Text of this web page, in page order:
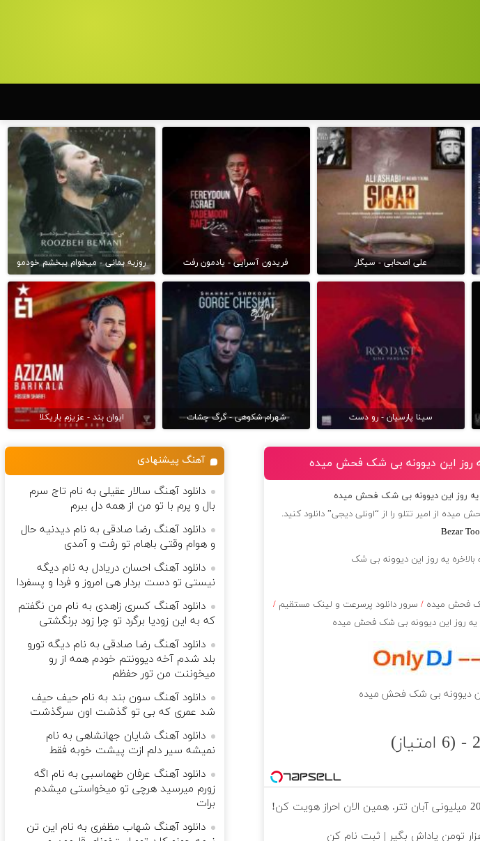
علی اصحابی - سیگار فریدون آسرایی - یادمون رفت روزبه بمانی - میخوام ببخشم خودمو
سینا پارسیان - رو دست شهرام شکوهی - گرگ چشات ایوان بند - عزیزم باریکلا
یه روز این دیوونه بی شک فحش میده
یه روز این دیوونه بی شک فحش میده
میده از امیر تتلو را از “اونلی دیجی” دانلود کنید.
Bezar
شک فحش میده /سرور دانلود پرسرعت و لینک مستقیم /
یه روز این دیوونه بی شک فحش میده
این دیوونه بی شک فحش میده
آهنگ پیشنهادی
دانلود آهنگ سالار عقیلی به نام تاج سرم
بال و پرم با تو من از همه دل ببرم
دانلود آهنگ رضا صادقی به نام دیدنیه حال
و هوام وقتی باهام تو رفت و آمدی
دانلود آهنگ احسان دریادل به نام دیگه
نیستی تو دست بردار هی امروز و فردا و پسفردا
دانلود آهنگ کسری زاهدی به نام من نگفتم
که به این زودیا برگرد تو چرا زود برنگشتی
دانلود آهنگ رضا صادقی به نام دیگه تورو
بلد شدم آخه دیوونتم خودم همه از رو
میخوننت من تور حفظم
دانلود آهنگ سون بند به نام حیف حیف
شد عمری که بی تو گذشت اون سرگذشت
دانلود آهنگ شایان جهانشاهی به نام
نمیشه سیر دلم ازت پیشت خوبه فقط
دانلود آهنگ عرفان طهماسبی به نام اگه
زورم میرسید هرچی تو میخواستی میشدم
برات
دانلود آهنگ شهاب مظفری به نام این تن